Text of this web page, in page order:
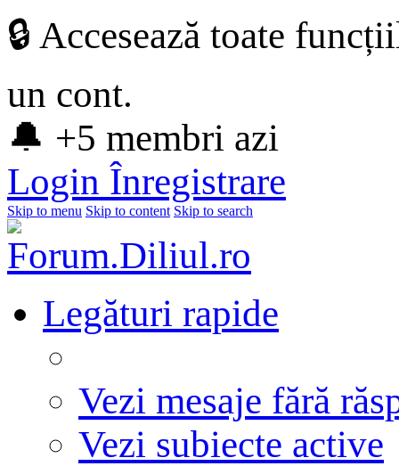
🔒 Accesează toate
un cont.
🔔 +5 membri azi
Login Înregistrare
Skip to menu Skip to content Skip to search
Legături rapide
Vezi mesaje fără
Vezi subiecte active